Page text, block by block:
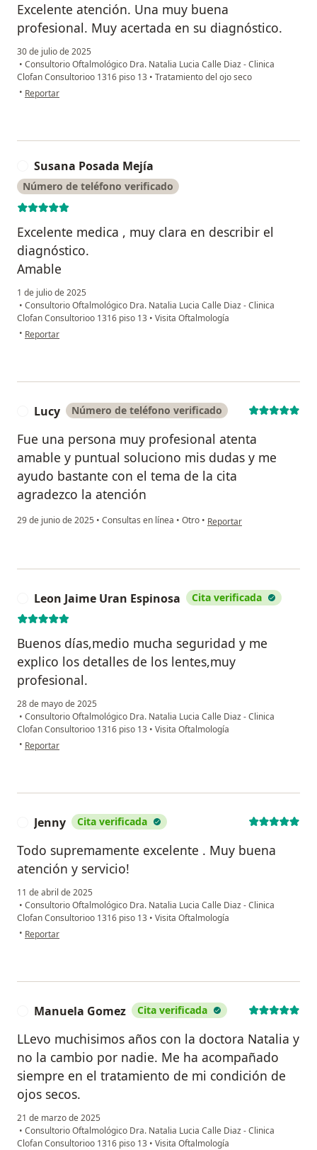
Excelente atención. Una muy buena
profesional. Muy acertada en su diagnóstico.
30 de julio de 2025
• Consultorio Oftalmológico Dra. Natalia Lucia Calle Diaz - Clinica
Clofan Consultorioo 1316 piso 13 • Tratamiento del ojo seco
• en opinión del usuario GMA
Reportar
Susana Posada Mejía
Número de teléfono verificado
Excelente medica , muy clara en describir el
diagnóstico.
Amable
1 de julio de 2025
• Consultorio Oftalmológico Dra. Natalia Lucia Calle Diaz - Clinica
Clofan Consultorioo 1316 piso 13 • Visita Oftalmología
• en opinión del usuario Susana Posada Mejía
Reportar
Lucy Número de teléfono verificado
Fue una persona muy profesional atenta
amable y puntual soluciono mis dudas y me
ayudo bastante con el tema de la cita
agradezco la atención
29 de junio de 2025 • Consultas en línea • Otro • en opinión del usuario Lucy
Reportar
Leon Jaime Uran Espinosa Cita verificada
Buenos días,medio mucha seguridad y me
explico los detalles de los lentes,muy
profesional.
28 de mayo de 2025
• Consultorio Oftalmológico Dra. Natalia Lucia Calle Diaz - Clinica
Clofan Consultorioo 1316 piso 13 • Visita Oftalmología
• en opinión del usuario Leon Jaime Uran Espinosa
Reportar
Jenny Cita verificada
Todo supremamente excelente . Muy buena
atención y servicio!
11 de abril de 2025
• Consultorio Oftalmológico Dra. Natalia Lucia Calle Diaz - Clinica
Clofan Consultorioo 1316 piso 13 • Visita Oftalmología
• en opinión del usuario Jenny
Reportar
Manuela Gomez Cita verificada
LLevo muchisimos años con la doctora Natalia y
no la cambio por nadie. Me ha acompañado
siempre en el tratamiento de mi condición de
ojos secos.
21 de marzo de 2025
• Consultorio Oftalmológico Dra. Natalia Lucia Calle Diaz - Clinica
Clofan Consultorioo 1316 piso 13 • Visita Oftalmología